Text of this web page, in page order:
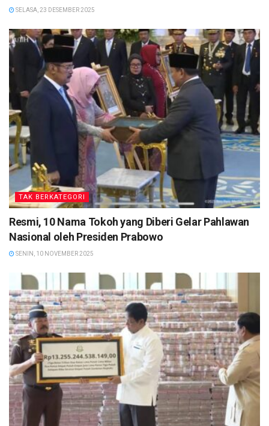
SELASA, 23 DESEMBER 2025
TAK BERKATEGORI
Resmi, 10 Nama Tokoh yang Diberi Gelar Pahlawan
Nasional oleh Presiden Prabowo
SENIN, 10 NOVEMBER 2025